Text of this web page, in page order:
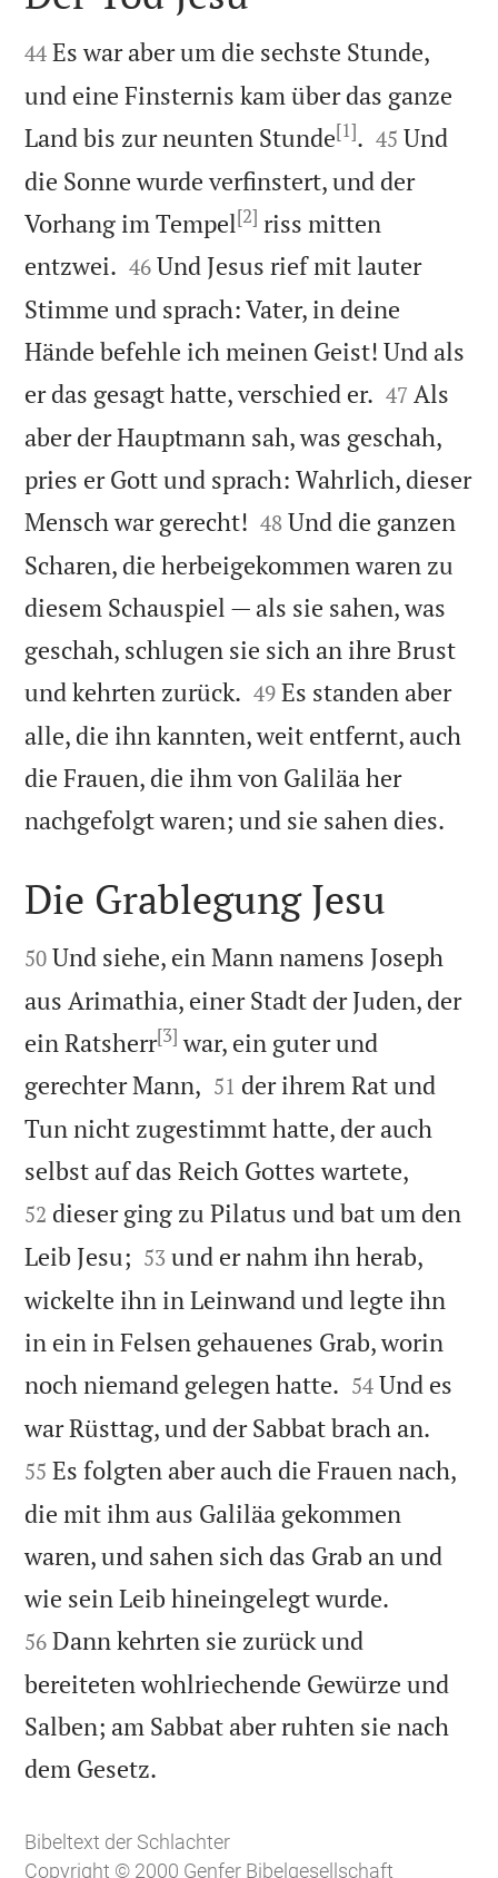


44 Es war aber um die sechste Stunde,
und eine Finsternis kam über das ganze
Land bis zur neunten Stunde[1]. 

45 Und
die Sonne wurde verfinstert, und der
Vorhang im Tempel[2] riss mitten
entzwei. 

46 Und Jesus rief mit lauter
Stimme und sprach: Vater, in deine
Hände befehle ich meinen Geist! Und als
er das gesagt hatte, verschied er. 

47 Als
aber der Hauptmann sah, was geschah,
pries er Gott und sprach: Wahrlich, dieser
Mensch war gerecht! 

48 Und die ganzen
Scharen, die herbeigekommen waren zu
diesem Schauspiel — als sie sahen, was
geschah, schlugen sie sich an ihre Brust
und kehrten zurück. 

49 Es standen aber
alle, die ihn kannten, weit entfernt, auch
die Frauen, die ihm von Galiläa her
nachgefolgt waren; und sie sahen dies.

Die Grablegung Jesu

50 Und siehe, ein Mann namens Joseph
aus Arimathia, einer Stadt der Juden, der
ein Ratsherr[3] war, ein guter und
gerechter Mann, 

51 der ihrem Rat und
Tun nicht zugestimmt hatte, der auch
selbst auf das Reich Gottes wartete,
52 dieser ging zu Pilatus und bat um den
Leib Jesu; 

53 und er nahm ihn herab,
wickelte ihn in Leinwand und legte ihn
in ein in Felsen gehauenes Grab, worin
noch niemand gelegen hatte. 

54 Und es
war Rüsttag, und der Sabbat brach an.
55 Es folgten aber auch die Frauen nach,
die mit ihm aus Galiläa gekommen
waren, und sahen sich das Grab an und
wie sein Leib hineingelegt wurde.
56 Dann kehrten sie zurück und
bereiteten wohlriechende Gewürze und
Salben; am Sabbat aber ruhten sie nach
dem Gesetz.
Bibeltext der Schlachter
Copyright © 2000 Genfer Bibelgesellschaft